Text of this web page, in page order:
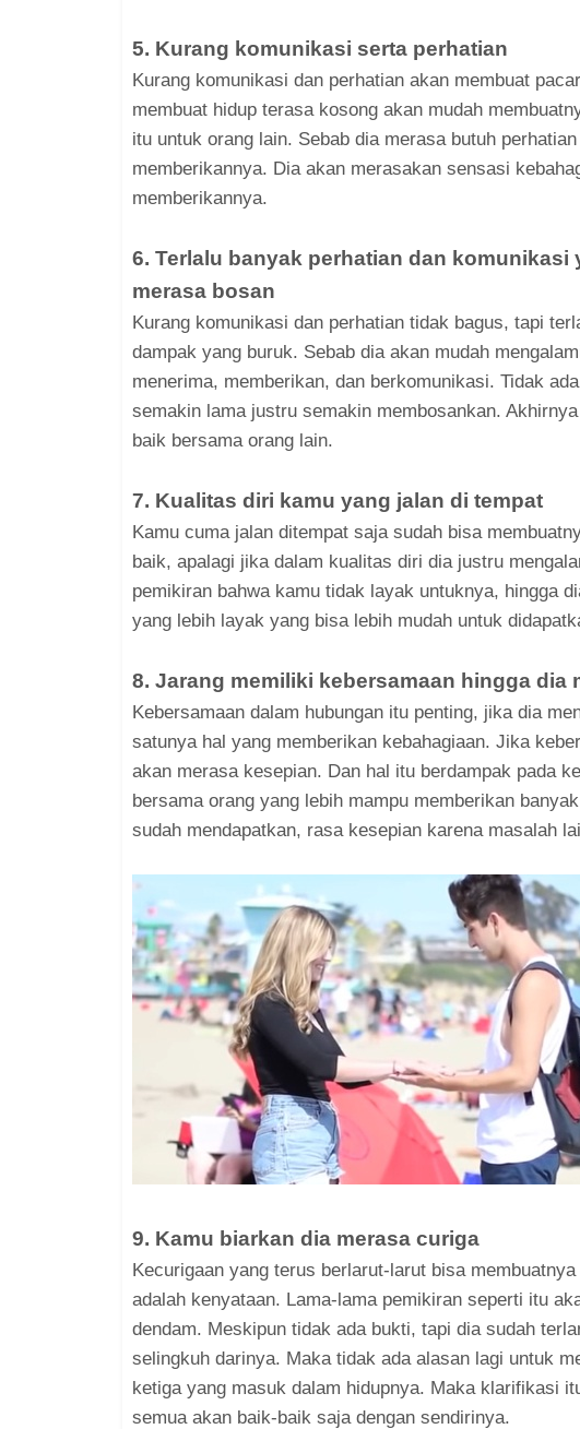
5. Kurang komunikasi serta perhatian
Kurang komunikasi dan perhatian akan membuat
membuat hidup terasa kosong akan mudah
itu untuk orang lain. Sebab dia merasa butuh
memberikannya. Dia akan merasakan sensasi
memberikannya.
6. Terlalu banyak perhatian dan
merasa bosan
Kurang komunikasi dan perhatian tidak bagus, tapi
dampak yang buruk. Sebab dia akan mudah
menerima, memberikan, dan berkomunikasi. Tidak
semakin lama justru semakin membosankan.
baik bersama orang lain.
7. Kualitas diri kamu yang jalan di tempat
Kamu cuma jalan ditempat saja sudah bisa
baik, apalagi jika dalam kualitas diri dia justru
pemikiran bahwa kamu tidak layak untuknya, hingga
yang lebih layak yang bisa lebih mudah untuk
8. Jarang memiliki kebersamaan hingga dia
Kebersamaan dalam hubungan itu penting, jika dia
satunya hal yang memberikan kebahagiaan. Jika
akan merasa kesepian. Dan hal itu berdampak pada
bersama orang yang lebih mampu memberikan
sudah mendapatkan, rasa kesepian karena masalah
9. Kamu biarkan dia merasa curiga
Kecurigaan yang terus berlarut-larut bisa
adalah kenyataan. Lama-lama pemikiran seperti itu
dendam. Meskipun tidak ada bukti, tapi dia sudah
selingkuh darinya. Maka tidak ada alasan lagi untuk
ketiga yang masuk dalam hidupnya. Maka klarifikasi
semua akan baik-baik saja dengan sendirinya.